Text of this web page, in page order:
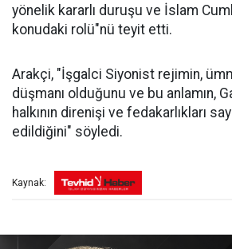
yönelik kararlı duruşu ve İslam
konudaki rolü"nü teyit etti.
Arakçi, "İşgalci Siyonist rejimin,
düşmanı olduğunu ve bu anlamın,
halkının direnişi ve fedakarlıkları
edildiğini" söyledi.
Kaynak: